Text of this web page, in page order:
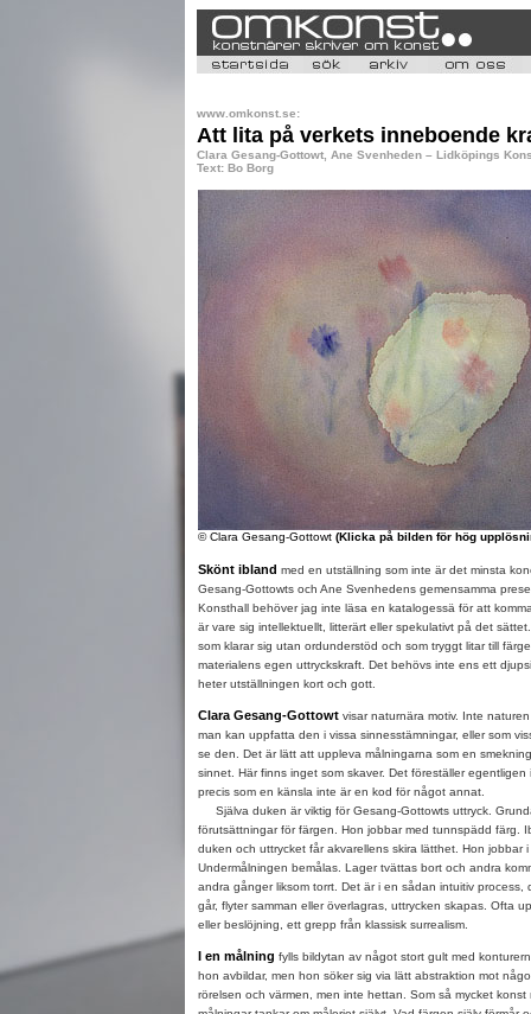
www.omkonst.se:
Att lita på verkets inneboende
Clara Gesang-Gottowt, Ane Svenheden – Lidköpings
Text: Bo Borg
© Clara Gesang-Gottowt (Klicka på bilden för hög
Skönt ibland med en utställning som inte är det minsta
Gesang-Gottowts och Ane Svenhedens gemensamma
Konsthall behöver jag inte läsa en katalogessä för att
är vare sig intellektuellt, litterärt eller spekulativt på det
som klarar sig utan ordunderstöd och som tryggt litar till
materialens egen uttryckskraft. Det behövs inte ens ett
heter utställningen kort och gott.
Clara Gesang-Gottowtvisar naturnära motiv. Inte
man kan uppfatta den i vissa sinnesstämningar, eller som
se den. Det är lätt att uppleva målningarna som en
sinnet. Här finns inget som skaver. Det föreställer
precis som en känsla inte är en kod för något annat.
Själva duken är viktig för Gesang-Gottowts uttryck.
förutsättningar för färgen. Hon jobbar med tunnspädd färg.
duken och uttrycket får akvarellens skira lätthet. Hon jobbar
Undermålningen bemålas. Lager tvättas bort och andra
andra gånger liksom torrt. Det är i en sådan intuitiv process,
går, flyter samman eller överlagras, uttrycken skapas. Ofta
eller beslöjning, ett grepp från klassisk surrealism.
I en målning fylls bildytan av något stort gult med
hon avbildar, men hon söker sig via lätt abstraktion mot
rörelsen och värmen, men inte hettan. Som så mycket konst